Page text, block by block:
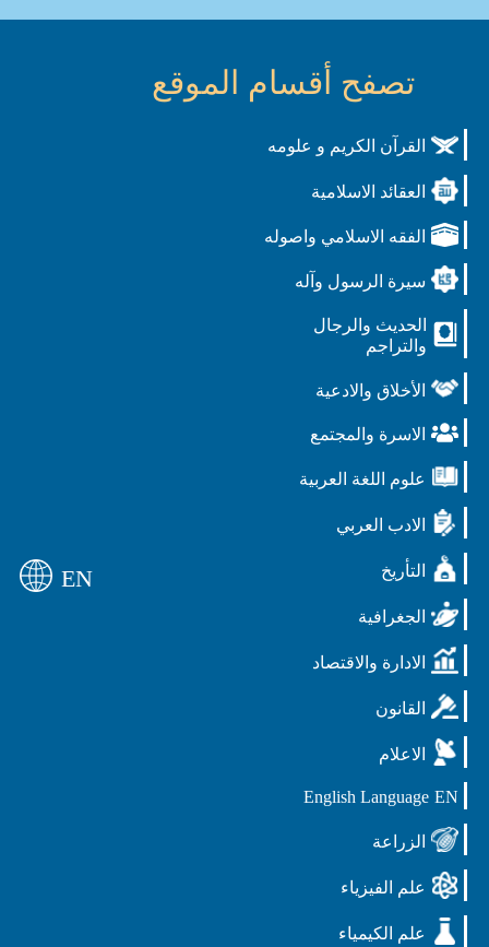
تصفح أقسام الموقع
القرآن الكريم و علومه
العقائد الاسلامية
الفقه الاسلامي واصوله
سيرة الرسول وآله
الحديث والرجال
والتراجم
الأخلاق والادعية
الاسرة والمجتمع
علوم اللغة العربية
الادب العربي
التأريخ
الجغرافية
الادارة والاقتصاد
القانون
الاعلام
EN
English Language
الزراعة
علم الفيزياء
علم الكيمياء
EN